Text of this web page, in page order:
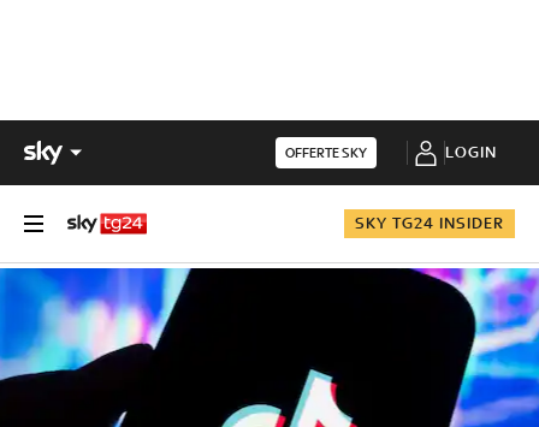
OFFERTE SKY LOGIN
SKY TG24 INSIDER